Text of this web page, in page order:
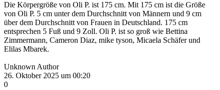
Die Körpergröße von Oli P. ist 175 cm. Mit 175 cm ist die Größe
von Oli P. 5 cm unter dem Durchschnitt von Männern und 9 cm
über dem Durchschnitt von Frauen in Deutschland. 175 cm
entsprechen 5 Fuß und 9 Zoll. Oli P. ist so groß wie Bettina
Zimmermann, Cameron Diaz, mike tyson, Micaela Schäfer und
Elilas Mbarek.
Unknown Author
26. Oktober 2025 um 00:20
0